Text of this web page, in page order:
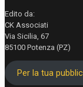
Edito da:
CK Associati
Via Sicilia, 67
85100 Potenza (PZ)
Per la tua